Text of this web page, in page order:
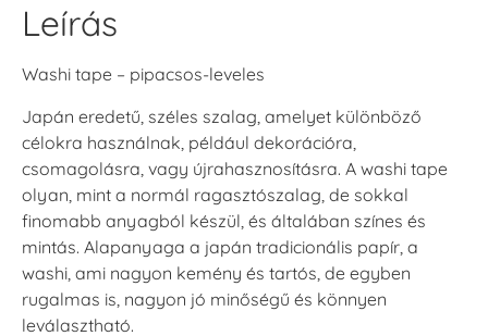
Leírás
Washi tape – pipacsos-leveles
Japán eredetű, széles szalag, amelyet különböző
célokra használnak, például dekorációra,
csomagolásra, vagy újrahasznosításra. A washi tape
olyan, mint a normál ragasztószalag, de sokkal
finomabb anyagból készül, és általában színes és
mintás. Alapanyaga a japán tradicionális papír, a
washi, ami nagyon kemény és tartós, de egyben
rugalmas is, nagyon jó minőségű és könnyen
leválasztható.